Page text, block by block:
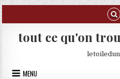
Skip to content
tout ce qu'on
MENU